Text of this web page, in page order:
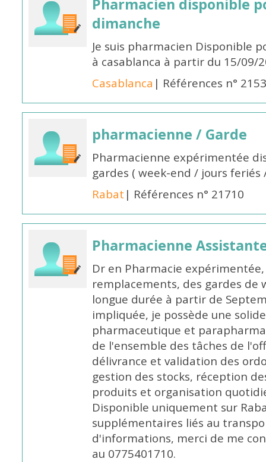
Pharmacien disponible
dimanche
Je suis pharmacien Disponible
à casablanca à partir du 15/09/
Casablanca | Références n°
pharmacienne / Garde
Pharmacienne expérimentée
gardes ( week-end / jours
Rabat | Références n° 21710
Pharmacienne
Dr en Pharmacie
remplacements, des gardes de
longue durée à partir de
impliquée, je possède une
pharmaceutique et
de l'ensemble des tâches de
délivrance et validation des
gestion des stocks, réception
produits et organisation
Disponible uniquement sur
supplémentaires liés au
d'informations, merci de me
au 0775401710.